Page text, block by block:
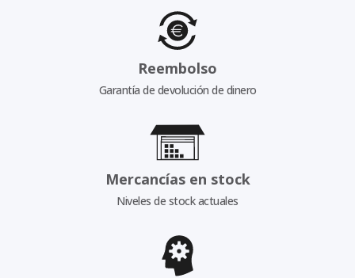
Reembolso
Garantía de devolución de dinero
Mercancías en stock
Niveles de stock actuales